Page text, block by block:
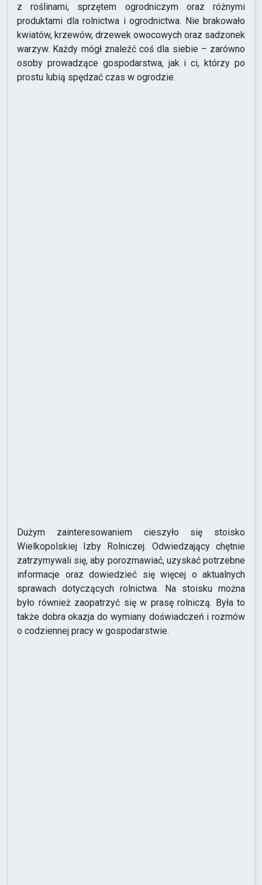
z roślinami, sprzętem ogrodniczym oraz różnymi
produktami dla rolnictwa i ogrodnictwa. Nie brakowało
kwiatów, krzewów, drzewek owocowych oraz sadzonek
warzyw. Każdy mógł znaleźć coś dla siebie – zarówno
osoby prowadzące gospodarstwa, jak i ci, którzy po
prostu lubią spędzać czas w ogrodzie.
Dużym zainteresowaniem cieszyło się stoisko
Wielkopolskiej Izby Rolniczej. Odwiedzający chętnie
zatrzymywali się, aby porozmawiać, uzyskać potrzebne
informacje oraz dowiedzieć się więcej o aktualnych
sprawach dotyczących rolnictwa. Na stoisku można
było również zaopatrzyć się w prasę rolniczą. Była to
także dobra okazja do wymiany doświadczeń i rozmów
o codziennej pracy w gospodarstwie.